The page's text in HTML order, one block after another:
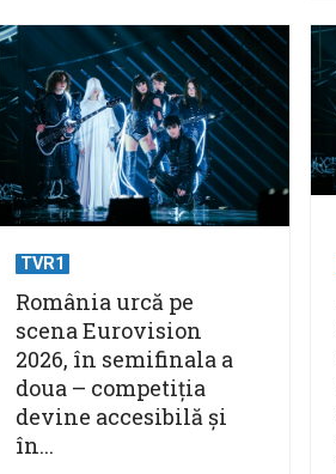
TVR1
România urcă pe
scena Eurovision
2026, în semifinala a
doua – competiția
devine accesibilă și
în...